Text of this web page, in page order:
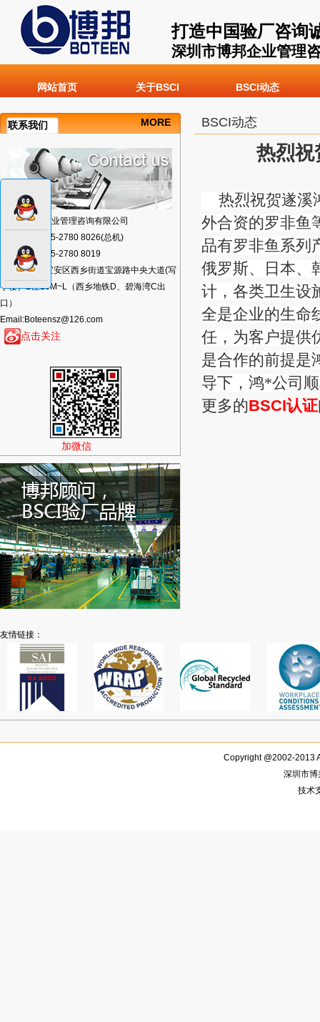
打造中国验厂咨询
深圳市博邦企业管理
网站首页 关于BSCI BSCI动态
联系我们 MORE
深圳市博邦企业管理咨询有限公司
TEL:+86-0755-2780 8026(总机)
FAX:+86-0755-2780 8019
地址:深圳市宝安区西乡街道宝源路中央大道(写
字楼）B座13M~L（西乡地铁D、碧海湾C出
口）
Email:Boteensz@126.com
点击关注
加微信
BSCI动态
热烈祝
热烈祝贺遂溪
外合资的罗非鱼
品有罗非鱼系列
俄罗斯、日本、
计，各类卫生设
全是企业的生命
任，为客户提供
是合作的前提是
导下，鸿*公司
更多的BSCI认证
友情链接：
Copyright @2002-2013
深圳市博
技术